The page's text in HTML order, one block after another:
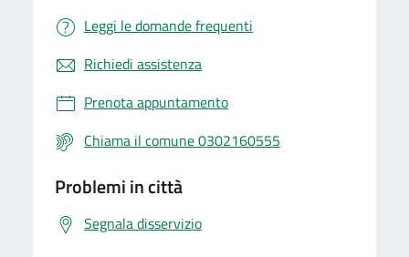
Leggi le domande frequenti
Richiedi assistenza
Prenota appuntamento
Chiama il comune 0302160555
Problemi in città
Segnala disservizio